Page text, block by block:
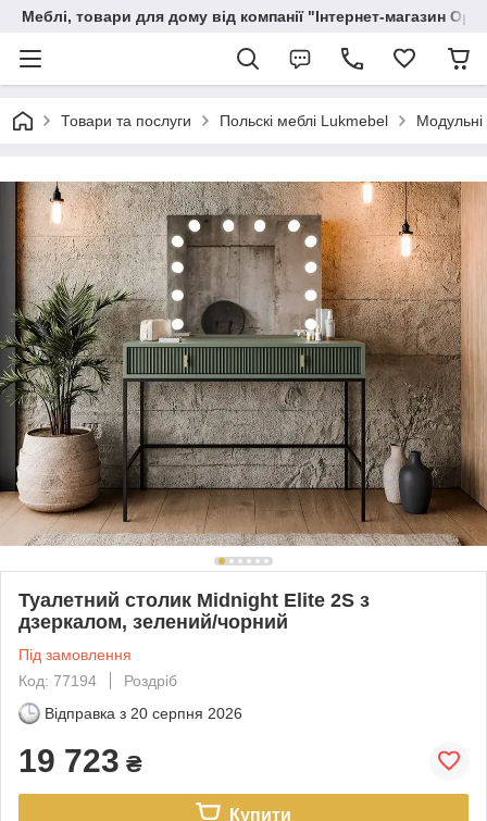
Меблі, товари для дому від компанії "Інтернет-магазин
Товари та послуги Польскі меблі Lukmebel
Туалетний столик Midnight Elite 2S з
дзеркалом, зелений/чорний
Під замовлення
Код: 77194
Роздріб
Відправка з 20 серпня 2026
19 723 ₴
Купити